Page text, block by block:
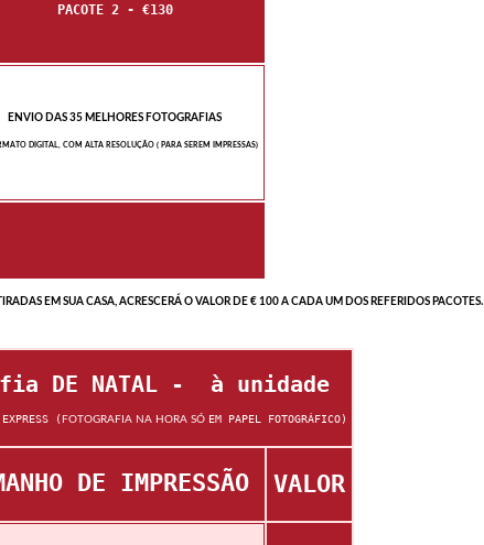
PACOTE 2 - €130
ENVIO DAS 35 MELHORES FOTOGRAFIAS
DIGITAL, COM ALTA RESOLUÇÃO ( PARA SEREM IMPRESSAS)
EM SUA CASA, ACRESCERÁ O VALOR DE € 100 A CADA UM DOS REFERIDOS PACOTES.
DE NATAL - à unidade
( FOTOGRAFIA NA HORA SÓ EM PAPEL FOTOGRÁFICO)
DE IMPRESSÃO VALOR